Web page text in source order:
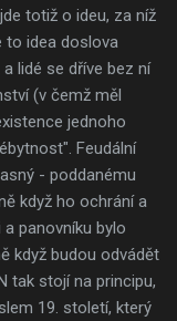
totiž o ideu, za níž
to idea doslova
lidé se dříve bez ní
(v čemž měl
jednoho
Feudální
- poddanému
když ho ochrání a
panovníku bylo
když budou odvádět
tak stojí na principu,
19. století, který